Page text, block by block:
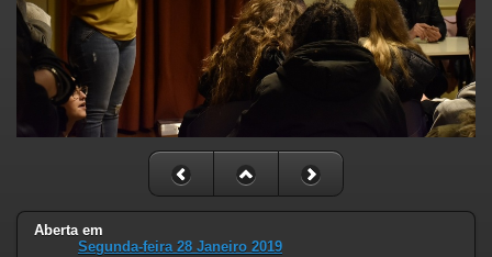
Aberta em
Segunda-feira 28 Janeiro 2019